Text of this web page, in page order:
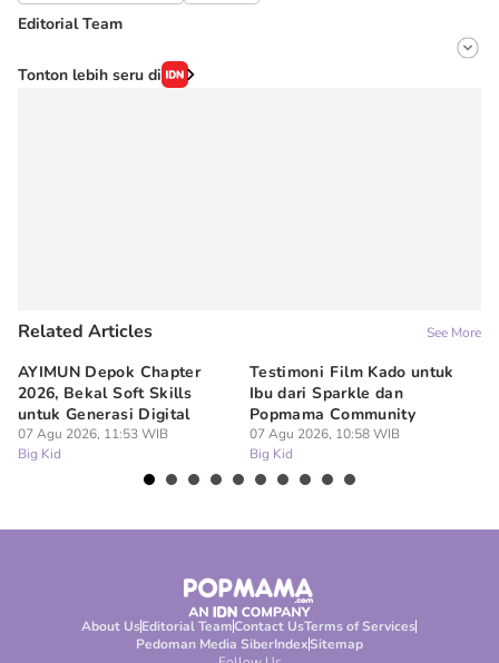
Editorial Team
Editor
Tonton lebih seru di
Related Articles See More
AYIMUN Depok Chapter
2026, Bekal Soft Skills
untuk Generasi Digital
07 Agu 2026, 11:53 WIB
Big Kid
Testimoni Film Kado untuk
Ibu dari Sparkle dan
Popmama Community
07 Agu 2026, 10:58 WIB
Big Kid
About UsEditorial TeamContact UsTerms of Services
Pedoman Media SiberIndexSitemap